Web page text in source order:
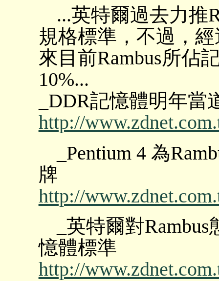
...英特爾過去力推
規格標準，不過，
來目前Rambus所佔
10%...
_DDR記憶體明年
http://
_Pentium 4 為
牌
http://
_英特爾對
憶體標準
http://